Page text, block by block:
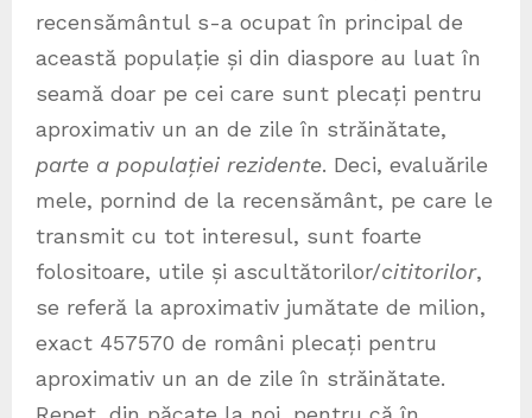
recensământul s-a ocupat în principal de
această populație și din diaspore au luat în
seamă doar pe cei care sunt plecați pentru
aproximativ un an de zile în străinătate,
parte a populației rezidente. Deci, evaluările
mele, pornind de la recensământ, pe care le
transmit cu tot interesul, sunt foarte
folositoare, utile și ascultătorilor/cititorilor,
se referă la aproximativ jumătate de milion,
exact 457570 de români plecați pentru
aproximativ un an de zile în străinătate.